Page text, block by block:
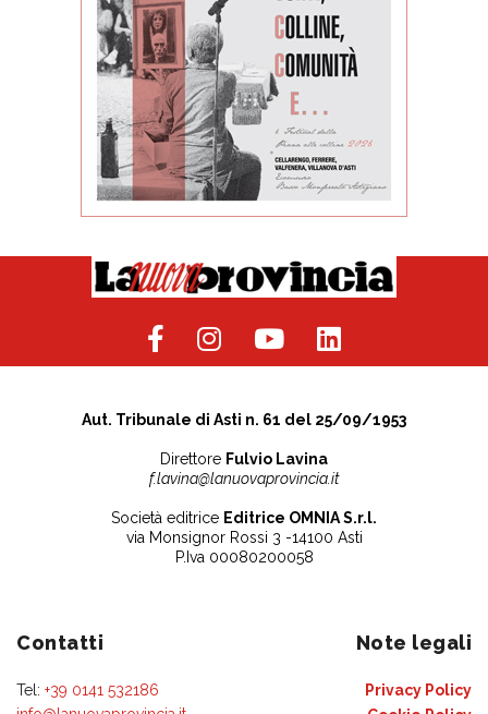
Aut. Tribunale di Asti n. 61 del 25/09/1953
Direttore Fulvio Lavina
f.lavina@lanuovaprovincia.it
Società editrice Editrice OMNIA S.r.l.
via Monsignor Rossi 3 -14100 Asti
P.Iva 00080200058
Contatti
Tel: +39 0141 532186
Note legali
Privacy Policy